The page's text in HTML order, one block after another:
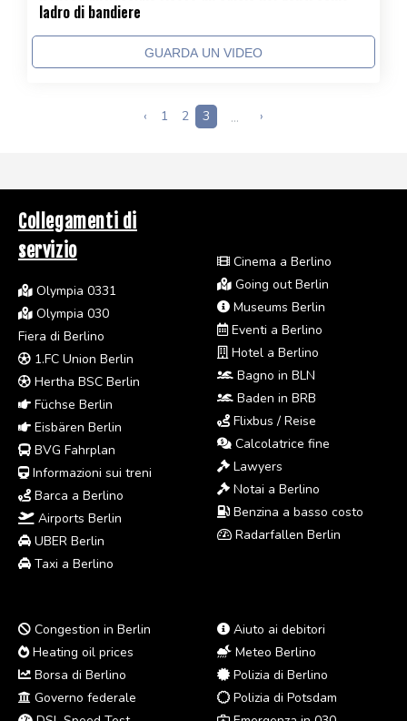
ladro di bandiere
GUARDA UN VIDEO
‹ 1 2 3 ... ›
Collegamenti di
servizio
Olympia 0331
Olympia 030
Fiera di Berlino
1.FC Union Berlin
Hertha BSC Berlin
Füchse Berlin
Eisbären Berlin
BVG Fahrplan
Informazioni sui treni
Barca a Berlino
Airports Berlin
UBER Berlin
Taxi a Berlino
Cinema a Berlino
Going out Berlin
Museums Berlin
Eventi a Berlino
Hotel a Berlino
Bagno in BLN
Baden in BRB
Flixbus / Reise
Calcolatrice fine
Lawyers
Notai a Berlino
Benzina a basso costo
Radarfallen Berlin
Congestion in Berlin
Heating oil prices
Borsa di Berlino
Governo federale
Aiuto ai debitori
Meteo Berlino
Polizia di Berlino
Polizia di Potsdam